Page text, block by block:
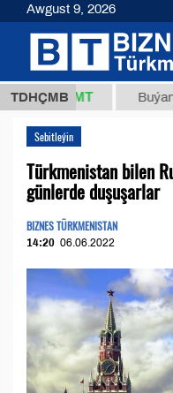
TDHÇMB
ТМТ Buýan
Sebitleýin
Türkmenistan bilen
günlerde duşuşarlar
BIZNES TÜRKMENISTAN
14:20 06.06.2022
Awgust 9, 2026